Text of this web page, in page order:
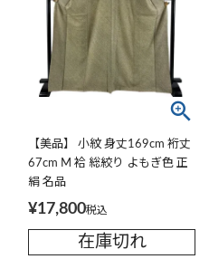
【美品】 小紋 身丈169cm 裄丈
67cm M 袷 総絞り よもぎ色 正
絹 名品
¥17,800税込
在庫切れ